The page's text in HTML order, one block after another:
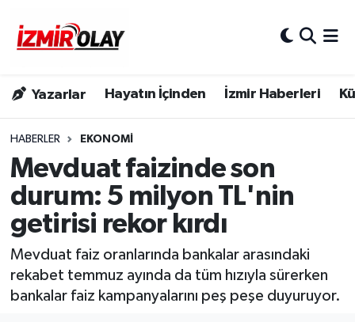
Yazarlar Hayatın İçinden İzmir Haberleri
HABERLER EKONOMI
Mevduat faizinde son
durum: 5 milyon TL'nin
getirisi rekor kırdı
Mevduat faiz oranlarında bankalar arasındaki
rekabet temmuz ayında da tüm hızıyla sürerken
bankalar faiz kampanyalarını peş peşe duyuruyor.
Konak Trafik Yoğunluk Haritası
Süper Lig Puan Durumu ve Fikstür
Tüm Manşetler
Son Dakika Haberleri
Haber Arşivi